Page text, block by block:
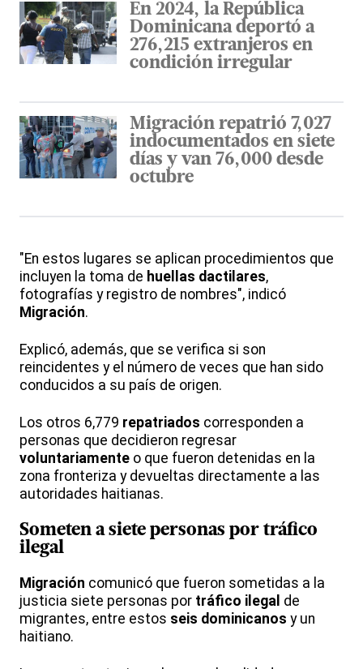
En 2024, la República
Dominicana deportó a
276,215 extranjeros en
condición irregular
Migración repatrió 7,027
indocumentados en siete
días y van 76,000 desde
octubre
"En estos lugares se aplican procedimientos que
incluyen la toma de huellas dactilares,
fotografías y registro de nombres", indicó
Migración.
Explicó, además, que se verifica si son
reincidentes y el número de veces que han sido
conducidos a su país de origen.
Los otros 6,779 repatriados corresponden a
personas que decidieron regresar
voluntariamente o que fueron detenidas en la
zona fronteriza y devueltas directamente a las
autoridades haitianas.
Someten a siete personas por tráfico
ilegal
Migración comunicó que fueron sometidas a la
justicia siete personas por tráfico ilegal de
migrantes, entre estos seis dominicanos y un
haitiano.